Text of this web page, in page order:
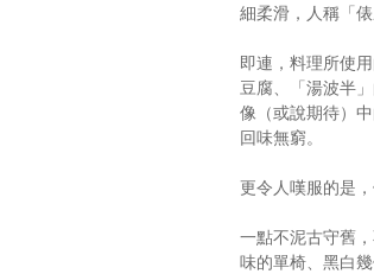
細柔滑，人稱「
即連，料理所使
豆腐、「湯波半
像（或說期待）
回味無窮。
更令人嘆服的是
一點不泥古守舊
味的單椅、黑白